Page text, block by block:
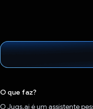
O que faz?
O Jugs.ai é um assistente